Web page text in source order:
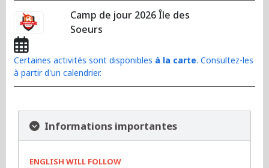
Camp de jour 2026 Île des
Soeurs
Certaines activités sont disponibles à la carte. Consultez-les
à partir d'un calendrier.
Informations importantes
ENGLISH WILL FOLLOW